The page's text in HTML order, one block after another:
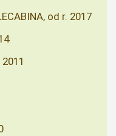
od r. 2017